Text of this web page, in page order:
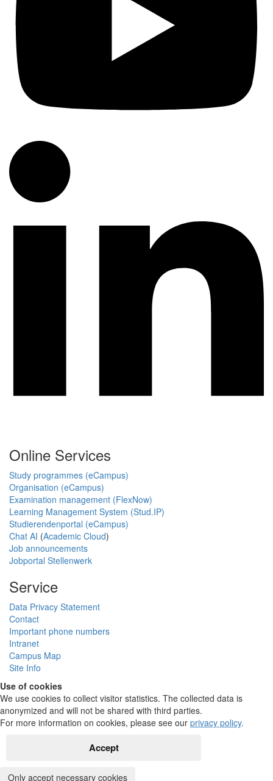
Online Services
Study programmes (eCampus)
Organisation (eCampus)
Examination management (FlexNow)
Learning Management System (Stud.IP)
Studierendenportal (eCampus)
Chat AI (Academic Cloud)
Job announcements
Jobportal Stellenwerk
Service
Data Privacy Statement
Contact
Important phone numbers
Intranet
Campus Map
Site Info
Use of cookies
We use cookies to collect visitor statistics. The collected data is
anonymized and will not be shared with third parties.
For more information on cookies, please see our privacy policy.
Accept
Only accept necessary cookies